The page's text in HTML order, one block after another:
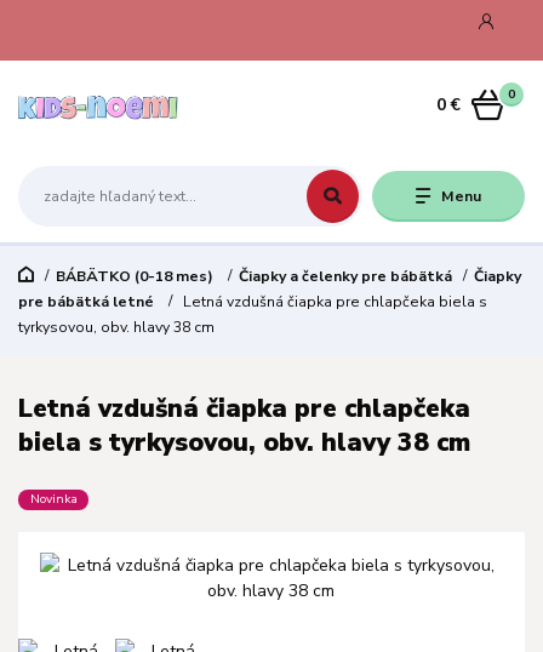
Menu
0
0 €
BÁBÄTKO (0-18 mes) Čiapky a čelenky pre bábätká
Čiapky
pre bábätká letné
Letná vzdušná čiapka pre chlapčeka biela s
tyrkysovou, obv. hlavy 38 cm
Letná vzdušná čiapka pre chlapčeka
biela s tyrkysovou, obv. hlavy 38 cm
Novinka